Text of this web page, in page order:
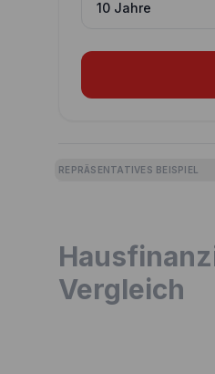
REPRÄSENTATIVES BEISPIEL
Vergleich